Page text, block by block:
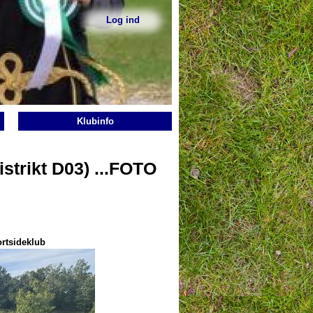
Sekundær
menu
Log ind
Klubinfo
D03) ...FOTO